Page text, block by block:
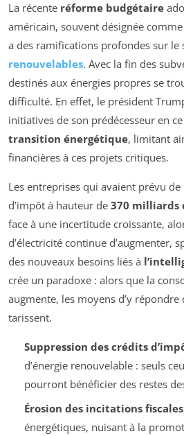
La récente réforme budgétaire
américain, souvent désignée
a des ramifications profondes sur le
renouvelables. Avec la fin des
destinés aux énergies propres se
difficulté. En effet, le président
initiatives de son prédécesseur en
transition énergétique, limitant
financières à ces projets critiques.
Les entreprises qui avaient prévu
d’impôt à hauteur de 370 milliards
face à une incertitude croissante,
d’électricité continue d’augmenter,
des nouveaux besoins liés à
crée un paradoxe : alors que la
augmente, les moyens d’y répondre
tarissent.
Suppression des crédits
d’énergie renouvelable : seuls
pourront bénéficier des restes
Érosion des incitations fiscales
énergétiques, nuisant à la